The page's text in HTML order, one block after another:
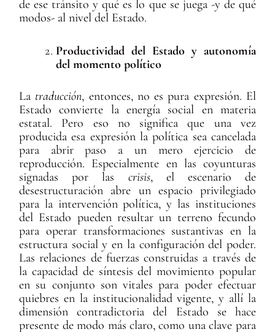
de ese tránsito y qué es lo que se juega -y de qué
modos- al nivel del Estado.
Productividad del Estado y autonomía
del momento político
La traducción, entonces, no es pura expresión. El
Estado convierte la energía social en materia
estatal. Pero eso no significa que una vez
producida esa expresión la política sea cancelada
para abrir paso a un mero ejercicio de
reproducción. Especialmente en las coyunturas
signadas por las crisis, el escenario de
desestructuración abre un espacio privilegiado
para la intervención política, y las instituciones
del Estado pueden resultar un terreno fecundo
para operar transformaciones sustantivas en la
estructura social y en la configuración del poder.
Las relaciones de fuerzas construidas a través de
la capacidad de síntesis del movimiento popular
en su conjunto son vitales para poder efectuar
quiebres en la institucionalidad vigente, y allí la
dimensión contradictoria del Estado se hace
presente de modo más claro, como una clave para